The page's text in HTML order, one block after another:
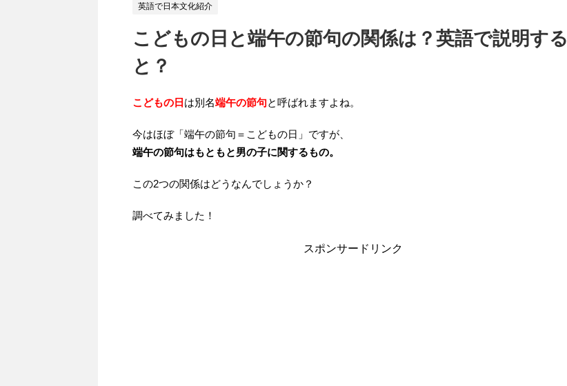
英語で日本文化紹介
こどもの日と端午の節句の関係は？英語で説明する
と？
こどもの日 は別名端午の節句と呼ばれますよね。
今はほぼ「端午の節句＝こどもの日」ですが、
端午の節句はもともと男の子に関するもの。
この2つの関係はどうなんでしょうか？
調べてみました！
スポンサードリンク